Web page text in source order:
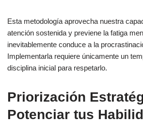
Esta metodología aprovecha nuestra
atención sostenida y previene la fatiga
inevitablemente conduce a la
Implementarla requiere únicamente un
disciplina inicial para respetarlo.
Priorización
Potenciar tus